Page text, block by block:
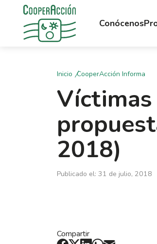
Conócenos
Inicio CooperAcción Informa
2018)
Publicado el: 31 de julio, 2018
Compartir